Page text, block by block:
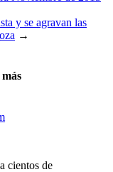
y se agravan las
→
cientos de